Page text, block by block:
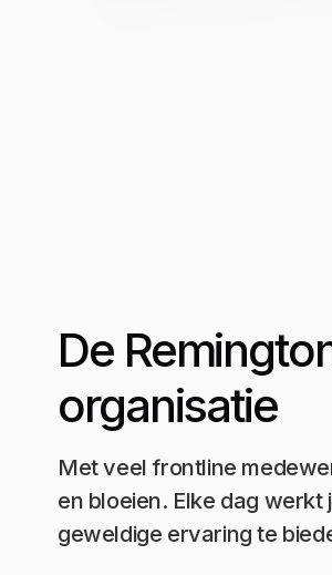
De
organisatie
Met veel frontline
en bloeien. Elke dag
geweldige ervaring te